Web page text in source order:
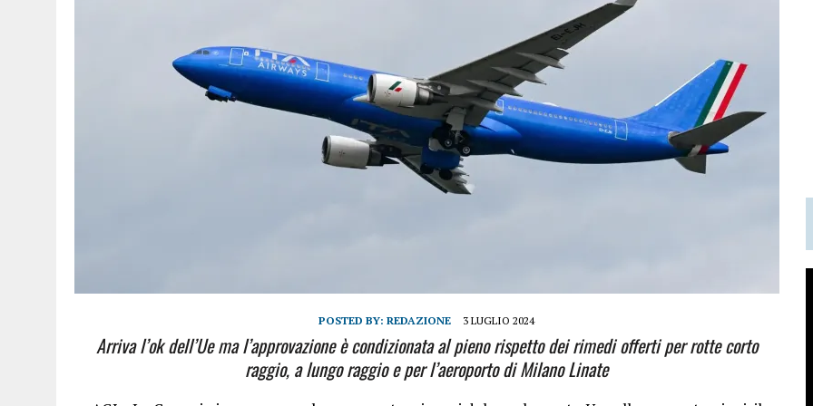
POSTED BY:REDAZIONE 3 LUGLIO 2024
Arriva l’ok dell’Ue ma l’approvazione è condizionata al pieno rispetto dei rimedi offerti per rotte corto
raggio, a lungo raggio e per l’aeroporto di Milano Linate